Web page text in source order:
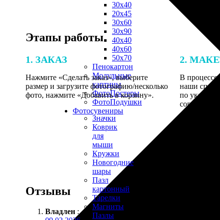
30х40
20х45
30х60
30х90
40х40
40х60
50х70
Пенокартон
Модульные
картины
ФотоПостеры
ФотоПодушки
Фотоcувениры
Значки
Коврик
для
мыши
Кружки
Новогодние
шары
Пазл
картонный
Тарелки
Магниты
Пазлы
Этапы работы
1. ЗАКАЗ
Нажмите «Сделать заказ», выберите
размер и загрузите фотографию/несколько
фото, нажмите «Добавить в корзину».
2.
В процессе
наши
по
Отзывы
Владлен :